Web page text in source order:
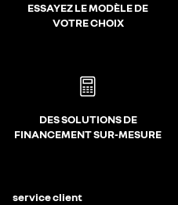
ESSAYEZ LE MODÈLE DE
VOTRE CHOIX
DES SOLUTIONS DE
FINANCEMENT SUR-MESURE
service client